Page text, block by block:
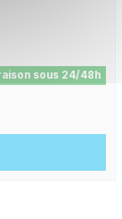
sous 24/48h